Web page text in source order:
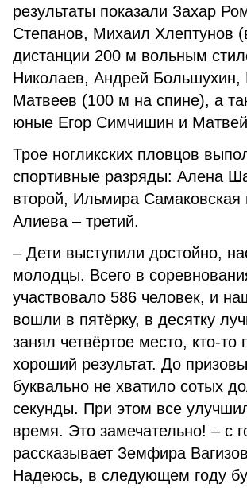
результаты показали Захар
Степанов, Михаил Хлептунов
дистанции 200 м вольным
Николаев, Андрей Большухин,
Матвеев (100 м на спине), а
юные Егор Симчишин и
Трое ногликских пловцов
спортивные разряды: Алена
второй, Ильмира
Алиева – третий.
– Дети выступили достойно,
молодцы. Всего в
участвовало 586 человек, и
вошли в пятёрку, в десятку
занял четвёртое место, кто-то
хороший результат. До
буквально не хватило сотых
секунды. При этом все
время. Это замечательно! – с
рассказывает Земфира
Надеюсь, в следующем году